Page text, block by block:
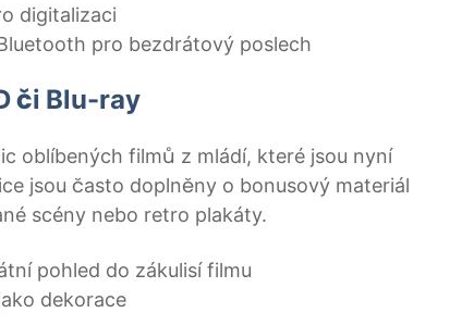
digitalizaci
pro bezdrátový poslech
či Blu-ray
oblíbených filmů z mládí, které jsou nyní
jsou často doplněny o bonusový materiál
scény nebo retro plakáty.
pohled do zákulisí filmu
dekorace